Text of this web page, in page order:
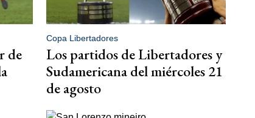
de
Copa Libertadores
Los partidos de Libertadores y
Sudamericana del miércoles 21
de agosto